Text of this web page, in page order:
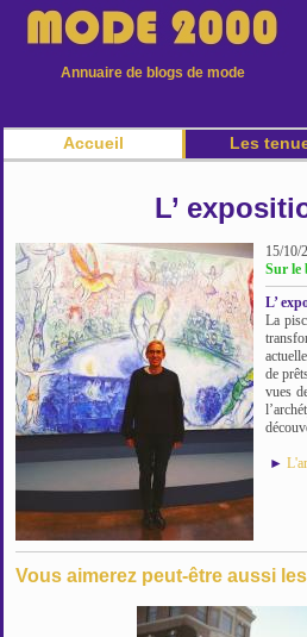
Annuaire de blogs de mode
Accueil Les
L’
15/10/
Sur le
L’
La
de
vues
►
Vous aimerez peut-être aussi